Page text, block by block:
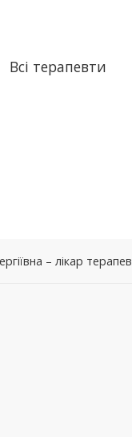
Всі терапевти
– лікар